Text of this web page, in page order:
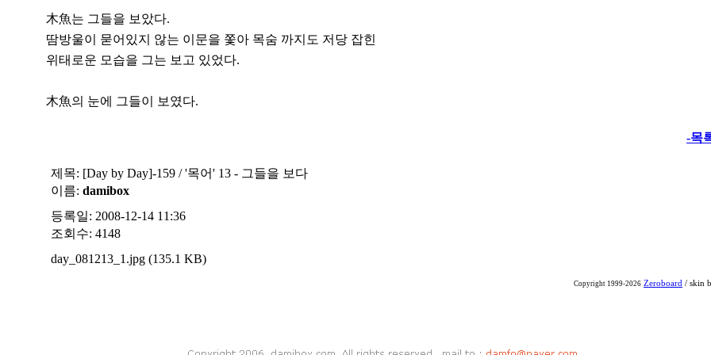
木魚는 그들을 보았다.
땀방울이 묻어있지 않는 이문을 쫓아 목숨 까지도 저당 잡힌
위태로운 모습을 그는 보고 있었다.
木魚의 눈에 그들이 보였다.
-목
제목: [Day by Day]-159 / '목어' 13 - 그들을 보다
이름: damibox
등록일: 2008-12-14 11:36
조회수: 4148
day_081213_1.jpg (135.1 KB)
Copyright 1999-2026 Zeroboard / skin